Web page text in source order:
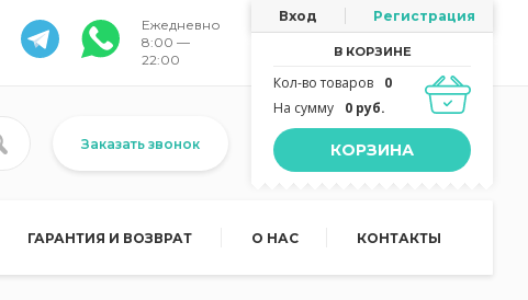
Ежедневно
8:00 —
22:00
Вход Регистрация
В КОРЗИНЕ
Кол-во товаров
0
На сумму
0 руб.
КОРЗИНА
Заказать звонок
ГАРАНТИЯ И ВОЗВРАТ О НАС КОНТАКТЫ